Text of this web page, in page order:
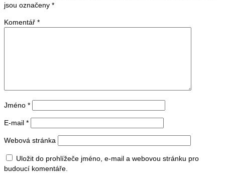
jsou označeny *
Komentář *
Jméno *
E-mail *
Webová stránka
Uložit do prohlížeče jméno, e-mail a webovou stránku pro
budoucí komentáře.